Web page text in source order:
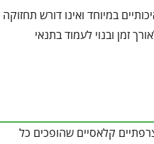
במיוחד ואינו דורש תחזוקה
זמן ובנוי לעמוד בתנאי
קלאסיים שהופכים כל